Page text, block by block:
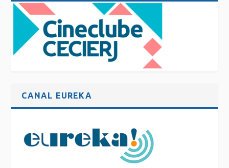
CANAL EUREKA